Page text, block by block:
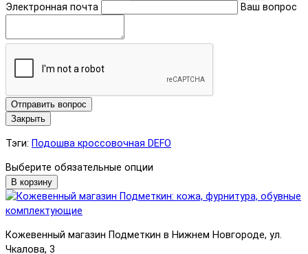
Электронная почта
Ваш вопрос
Отправить вопрос
Закрыть
Тэги: Подошва кроссовочная DEFO
Выберите обязательные опции
В корзину
Кожевенный магазин Подметкин в Нижнем Новгороде, ул.
Чкалова, 3